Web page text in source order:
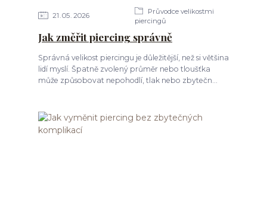
21 05 2026
Průvodce velikostmi
piercingů
Jak změřit piercing správně
Správná velikost piercingu je důležitější, než si většina
lidí myslí. Špatně zvolený průměr nebo tloušťka
může způsobovat nepohodlí, tlak nebo zbytečn...